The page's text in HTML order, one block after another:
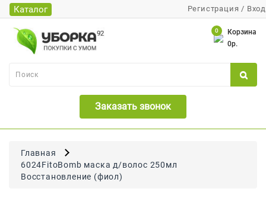
Регистрация / Вход
Заказать звонок
Корзина
0
0р.
Каталог
Каталог
Банки
Бумажная
Бритья
Для
Волос
Главная
6024FitoBomb маска д/волос 250мл
Восстановление (фиол)